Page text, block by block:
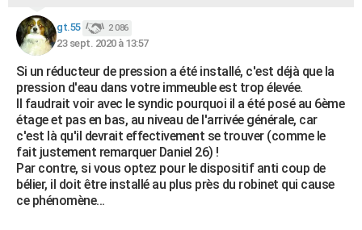
gt.55 2 086
23 sept. 2020 à 13:57
Si un réducteur de pression a été installé, c'est déjà que la
pression d'eau dans votre immeuble est trop élevée.
Il faudrait voir avec le syndic pourquoi il a été posé au 6ème
étage et pas en bas, au niveau de l'arrivée générale, car
c'est là qu'il devrait effectivement se trouver (comme le
fait justement remarquer Daniel 26) !
Par contre, si vous optez pour le dispositif anti coup de
bélier, il doit être installé au plus près du robinet qui cause
ce phénomène...